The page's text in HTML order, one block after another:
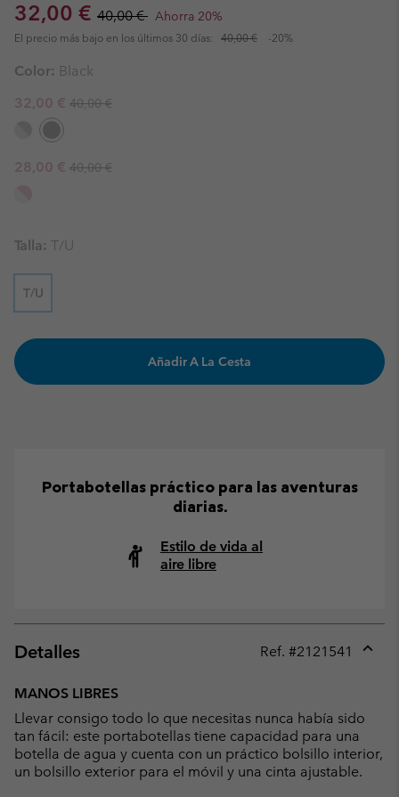
Sale price:
32,00 € Regular price:
40,00 € Ahorra 20%
El precio más bajo en los últimos 30 días: 40,00 € -20%
Color: Black
Sale price:
32,00 € Regular price:
40,00 €
Sale price:
28,00 € Regular price:
40,00 €
Talla: T/U
T/U
Añadir A La Cesta
Portabotellas práctico para las aventuras
diarias.
Estilo de vida al
aire libre
Detalles Ref. #2121541
MANOS LIBRES
Llevar consigo todo lo que necesitas nunca había sido
tan fácil: este portabotellas tiene capacidad para una
botella de agua y cuenta con un práctico bolsillo interior,
un bolsillo exterior para el móvil y una cinta ajustable.